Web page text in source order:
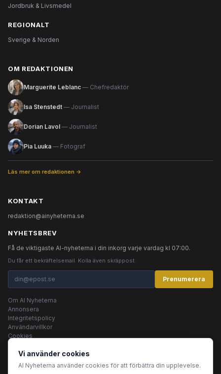
Jordbruk & Livsmedel
REGIONALT
Sverige & Norden
OM REDAKTIONEN
Marguerite Leblanc — Chefredaktör
Isa Stenstedt — Journalist
Dorian Lavol — Journalist
Pia Luuka — Fotograf
Läs mer om redaktionen →
KONTAKT
redaktion@ainyheterna.se
NYHETSBREV
Få de viktigaste AI-nyheterna i din inkorg varje vardag kl 07:00.
Du får ett bekräftelsemail. Kolla även skräppost.
Prenumerera
Om AI Nyheterna
Annonsera
Integritetspolicy
Användarvillkor
Cookies
Vi använder cookies
AI Nyheterna använder cookies för att förbättra din upplevelse.